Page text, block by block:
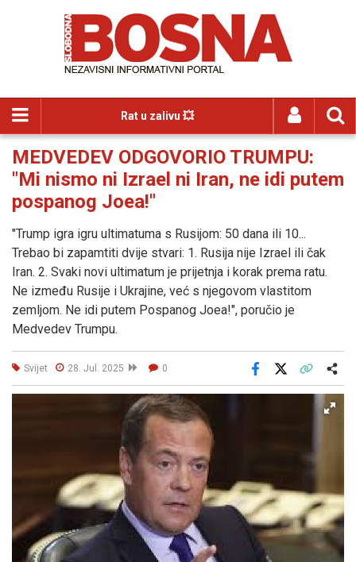
Rat u zalivu 💥
MEDVEDEV ODGOVORIO TRUMPU:
"Mi nismo ni Izrael ni Iran, ne idi putem
pospanog Joea!"
"Trump igra igru ultimatuma s Rusijom: 50 dana ili 10...
Trebao bi zapamtiti dvije stvari: 1. Rusija nije Izrael ili čak
Iran. 2. Svaki novi ultimatum je prijetnja i korak prema ratu.
Ne između Rusije i Ukrajine, već s njegovom vlastitom
zemljom. Ne idi putem Pospanog Joea!", poručio je
Medvedev Trumpu.
Svijet 28. Jul. 2025 0
Facebook